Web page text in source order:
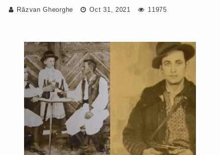
Răzvan Gheorghe Oct 31, 2021 11975